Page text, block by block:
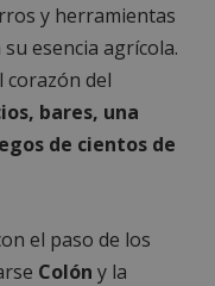
y herramientas
esencia agrícola.
corazón del
bares, una
de cientos de
el paso de los
Colón y la